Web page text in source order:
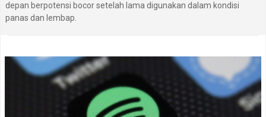
depan berpotensi bocor setelah lama digunakan dalam kondisi
panas dan lembap.